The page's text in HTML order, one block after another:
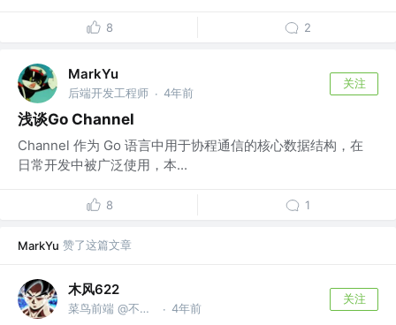
8 2
MarkYu
后端开发工程师 · 4年前
关注
浅谈Go Channel
Channel 作为 Go 语言中用于协程通信的核心数据结构，在
日常开发中被广泛使用，本...
8 1
MarkYu 赞了这篇文章
木风622
菜鸟前端 @不断发展向前看 · 4年前
关注